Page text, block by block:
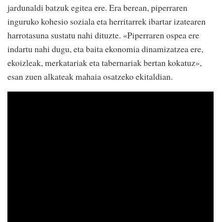
jardunaldi batzuk egitea ere. Era berean, piperraren
inguruko kohesio soziala eta herritarrek ibartar izatearen
harrotasuna sustatu nahi dituzte. «Piperraren ospea ere
indartu nahi dugu, eta baita ekonomia dinamizatzea ere,
ekoizleak, merkatariak eta tabernariak bertan kokatuz»,
esan zuen alkateak mahaia osatzeko ekitaldian.